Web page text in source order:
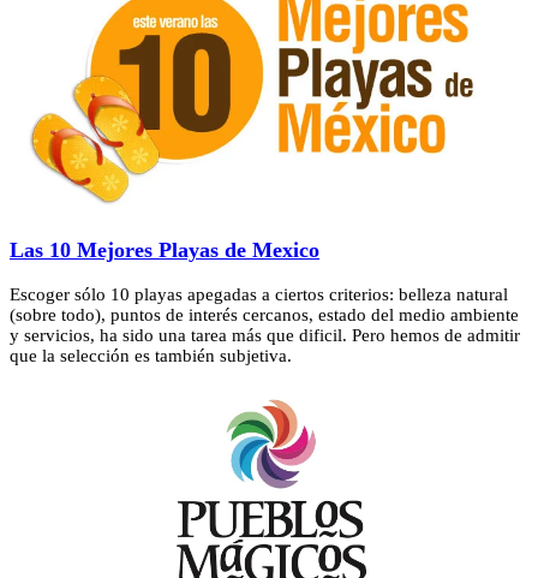
Las 10 Mejores Playas de Mexico
Escoger sólo 10 playas apegadas a ciertos criterios: belleza natural
(sobre todo), puntos de interés cercanos, estado del medio ambiente
y servicios, ha sido una tarea más que dificil. Pero hemos de admitir
que la selección es también subjetiva.